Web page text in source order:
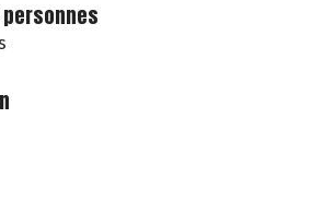
personnes